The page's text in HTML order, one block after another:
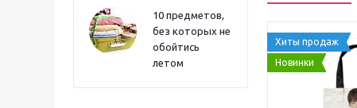
10 предметов,
без которых не
обойтись
летом
Хиты продаж
Новинки